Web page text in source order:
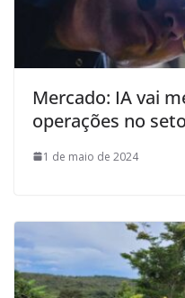
Mercado: IA vai
operações no
1 de maio de 2024